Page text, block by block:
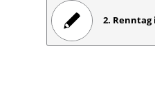
2. Renntag